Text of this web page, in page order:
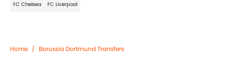
FC Chelsea FC Liverpool
Home / Borussia Dortmund Transfers